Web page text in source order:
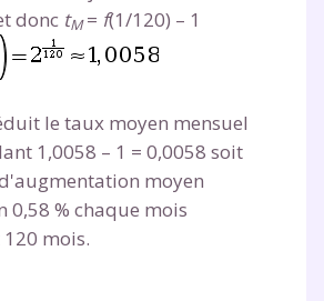
donc tM= f(1/120) – 1
le taux moyen mensuel
1,0058 – 1 = 0,0058 soit
moyen
0,58 % chaque mois
mois.